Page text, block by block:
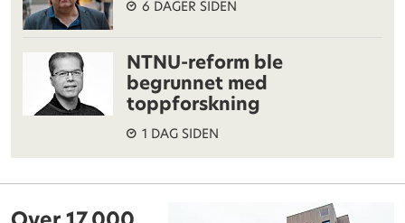
6 DAGER SIDEN
NTNU-reform ble
begrunnet med
toppforskning
1 DAG SIDEN